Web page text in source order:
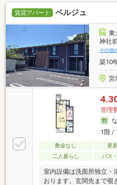
賃貸アパート ベルジュ
東
神社
その他
築10
宮
管理
1階 /
敷金なし 更
二人暮らし
バス
室内設備は洗面所独立・
おります。玄関先まで覗